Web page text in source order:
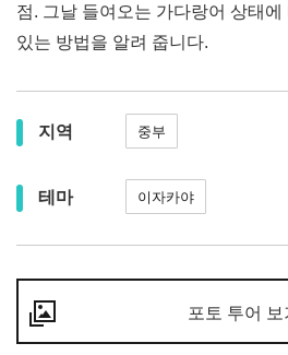
점. 그날 들여오는 가다랑어 상태
있는 방법을 알려 줍니다.
지역 중부
테마 이자카야
포토 투어 보